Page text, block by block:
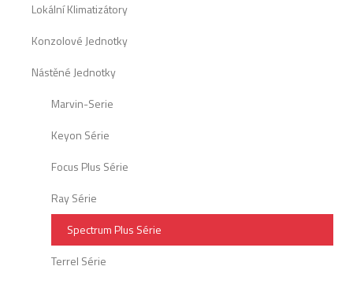
Lokální Klimatizátory
Konzolové Jednotky
Nástěné Jednotky
Marvin-Serie
Keyon Série
Focus Plus Série
Ray Série
Spectrum Plus Série
Terrel Série